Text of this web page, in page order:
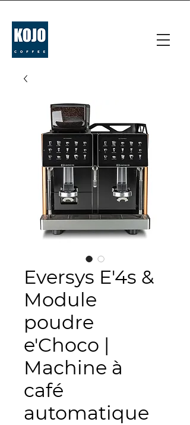
Eversys E'4s &
Module
poudre
e'Choco |
Machine à
café
automatique